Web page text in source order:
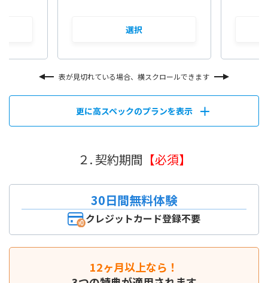
選択
表が見切れている場合、横スクロールできます
更に高スペックのプランを表示
２. 契約期間 【必須】
30日間無料体験
クレジットカード登録不要
12ヶ月以上なら！